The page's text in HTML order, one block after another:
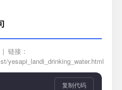
| 链接：
yesapi_landi_drinking_water.html
复制代码